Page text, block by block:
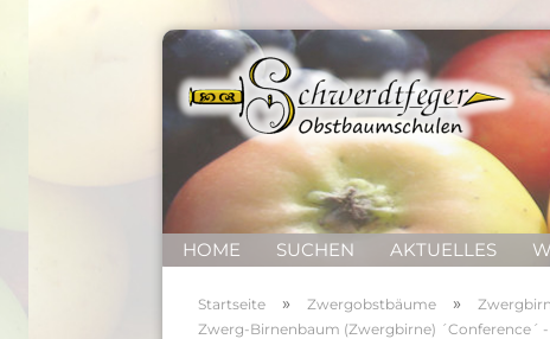
HOME SUCHEN AKTUELLES
Startseite » Zwergobstbäume »
Zwerg-Birnenbaum (Zwergbirne) ´Conference´